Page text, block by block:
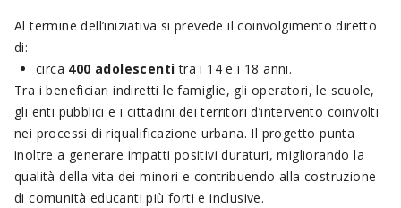
Al termine dell’iniziativa si prevede il coinvolgimento diretto
di:
circa 400 adolescenti tra i 14 e i 18 anni.
Tra i beneficiari indiretti le famiglie, gli operatori, le scuole,
gli enti pubblici e i cittadini dei territori d’intervento coinvolti
nei processi di riqualificazione urbana. Il progetto punta
inoltre a generare impatti positivi duraturi, migliorando la
qualità della vita dei minori e contribuendo alla costruzione
di comunità educanti più forti e inclusive.